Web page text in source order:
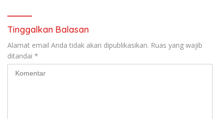
Tinggalkan Balasan
Alamat email Anda tidak akan dipublikasikan. Ruas yang wajib
ditandai *